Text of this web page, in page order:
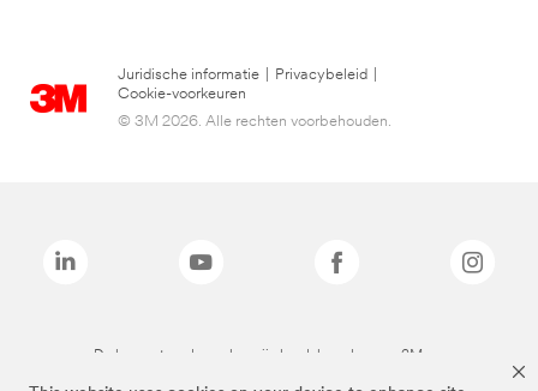
Juridische informatie Privacybeleid
Cookie-voorkeuren
© 3M 2026. Alle rechten voorbehouden.
De bovenstaande merken zijn handelsmerken van 3M.we